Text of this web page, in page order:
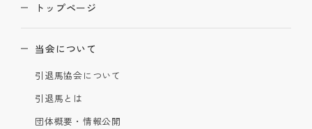
トップページ
当会について
引退馬協会について
引退馬とは
団体概要・情報公開